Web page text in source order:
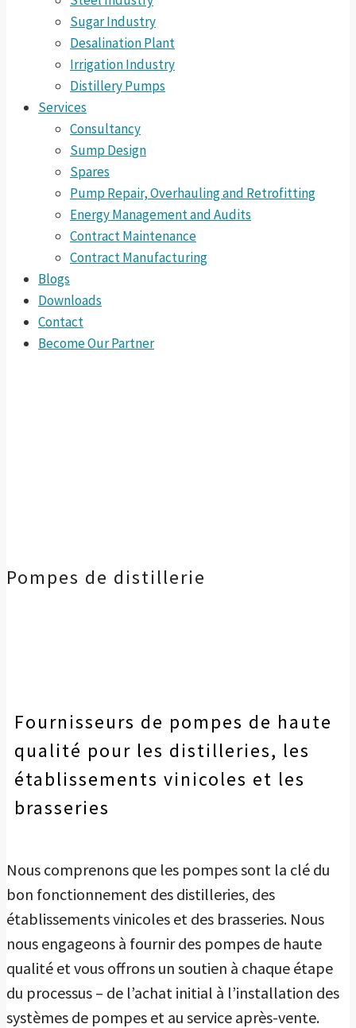
Sugar Industry
Desalination Plant
Irrigation Industry
Distillery Pumps
Services
Consultancy
Sump Design
Spares
Pump Repair, Overhauling and Retrofitting
Energy Management and Audits
Contract Maintenance
Contract Manufacturing
Blogs
Downloads
Contact
Become Our Partner
Pompes de distillerie
Fournisseurs de pompes de haute
qualité pour les distilleries, les
établissements vinicoles et les
brasseries
Nous comprenons que les pompes sont la clé du
bon fonctionnement des distilleries, des
établissements vinicoles et des brasseries. Nous
nous engageons à fournir des pompes de haute
qualité et vous offrons un soutien à chaque étape
du processus – de l’achat initial à l’installation des
systèmes de pompes et au service après-vente.